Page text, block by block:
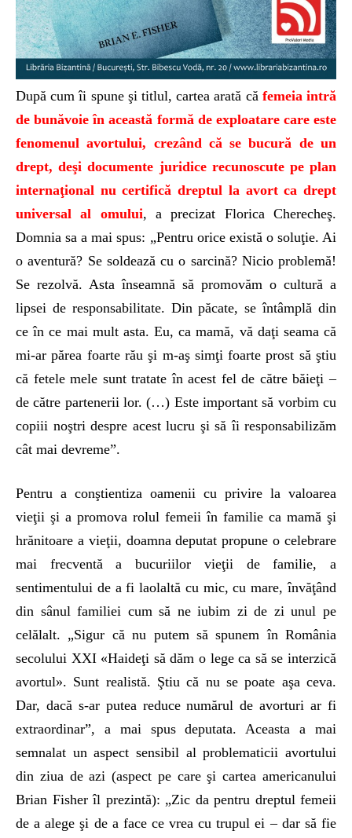
După cum îi spune şi titlul, cartea arată că femeia intră
de bunăvoie în această formă de exploatare care este
fenomenul avortului, crezând că se bucură de un
drept, deşi documente juridice recunoscute pe plan
internaţional nu certifică dreptul la avort ca drept
universal al omului, a precizat Florica Cherecheş.
Domnia sa a mai spus: „Pentru orice există o soluţie. Ai
o aventură? Se soldează cu o sarcină? Nicio problemă!
Se rezolvă. Asta înseamnă să promovăm o cultură a
lipsei de responsabilitate. Din păcate, se întâmplă din
ce în ce mai mult asta. Eu, ca mamă, vă daţi seama că
mi-ar părea foarte rău şi m-aş simţi foarte prost să ştiu
că fetele mele sunt tratate în acest fel de către băieţi –
de către partenerii lor. (…) Este important să vorbim cu
copiii noştri despre acest lucru şi să îi responsabilizăm
cât mai devreme”.
Pentru a conştientiza oamenii cu privire la valoarea
vieţii şi a promova rolul femeii în familie ca mamă şi
hrănitoare a vieţii, doamna deputat propune o celebrare
mai frecventă a bucuriilor vieţii de familie, a
sentimentului de a fi laolaltă cu mic, cu mare, învăţând
din sânul familiei cum să ne iubim zi de zi unul pe
celălalt. „Sigur că nu putem să spunem în România
secolului XXI «Haideţi să dăm o lege ca să se interzică
avortul». Sunt realistă. Ştiu că nu se poate aşa ceva.
Dar, dacă s-ar putea reduce numărul de avorturi ar fi
extraordinar”, a mai spus deputata. Aceasta a mai
semnalat un aspect sensibil al problematicii avortului
din ziua de azi (aspect pe care şi cartea americanului
Brian Fisher îl prezintă): „Zic da pentru dreptul femeii
de a alege şi de a face ce vrea cu trupul ei – dar să fie